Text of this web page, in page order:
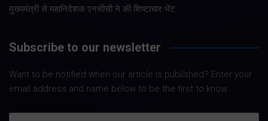
मुख्यमंत्री से महानिदेशक एनसीसी ने की शिष्टाचार भेंट
Subscribe to our newsletter
Want to be notified when our article is published? Enter your
email address and name below to be the first to know.